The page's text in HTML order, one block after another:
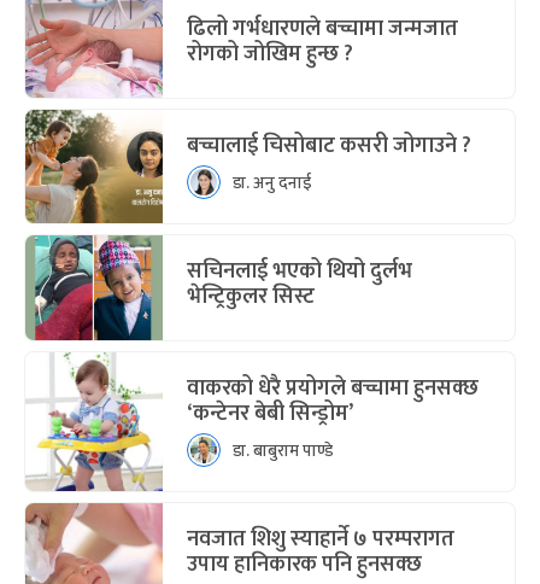
ढिलो गर्भधारणले बच्चामा जन्मजात
रोगको जोखिम हुन्छ ?
बच्चालाई चिसोबाट कसरी जोगाउने ?
डा. अनु दनाई
सचिनलाई भएको थियो दुर्लभ
भेन्ट्रिकुलर सिस्ट
वाकरको धेरै प्रयोगले बच्चामा हुनसक्छ
‘कन्टेनर बेबी सिन्ड्रोम’
डा. बाबुराम पाण्डे
नवजात शिशु स्याहार्ने ७ परम्परागत
उपाय हानिकारक पनि हुनसक्छ